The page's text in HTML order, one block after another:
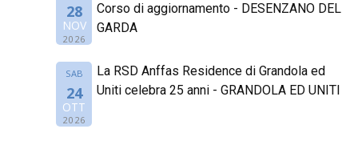
28
NOV
2026
Corso di aggiornamento - DESENZANO DEL
GARDA
SAB
24
OTT
2026
La RSD Anffas Residence di Grandola ed
Uniti celebra 25 anni - GRANDOLA ED UNITI